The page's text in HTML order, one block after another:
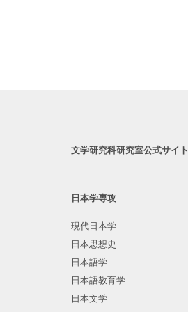
文学研究科研究室公式サイト
日本学専攻
現代日本学
日本思想史
日本語学
日本語教育学
日本文学